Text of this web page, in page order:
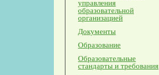
управления
образовательной
организацией
Документы
Образование
Образовательные
стандарты и требования